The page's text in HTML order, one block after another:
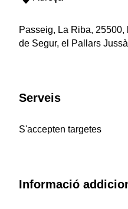
Passeig, La Riba,
de Segur, el Pallars
Serveis
S'accepten targetes
Informació